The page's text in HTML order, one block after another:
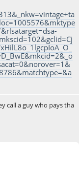
call a guy who pays tha